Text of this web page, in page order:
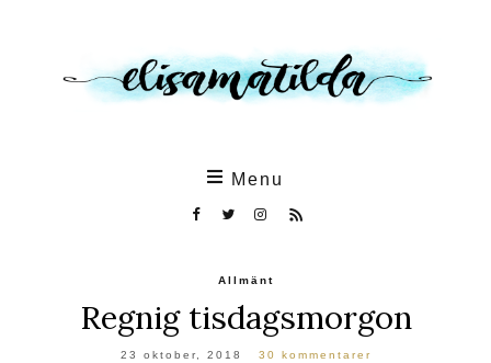
Menu
Allmänt
Regnig tisdagsmorgon
23 oktober, 2018 30 kommentarer